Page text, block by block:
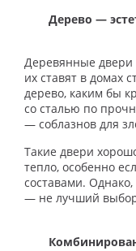
Дерево —
Деревянные двери
их ставят в домах
дерево, каким бы
со сталью по
— соблазнов для
Такие двери
тепло, особенно
составами.
— не лучший